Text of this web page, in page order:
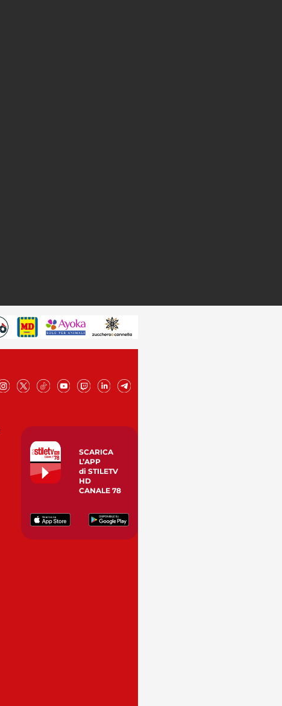
SCARICA
L’APP
di STILETV
HD
CANALE 78